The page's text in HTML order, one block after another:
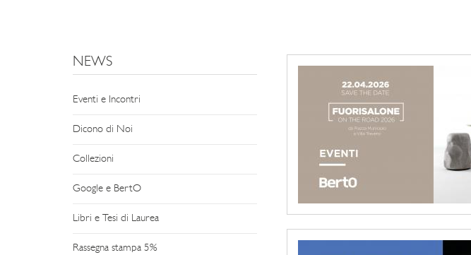
NEWS
Eventi e Incontri
Dicono di Noi
Collezioni
Google e BertO
Libri e Tesi di Laurea
Rassegna stampa 5%